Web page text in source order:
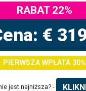
RABAT 22%
€
PIERWSZA WPŁATA 30%
jest najniższa? -